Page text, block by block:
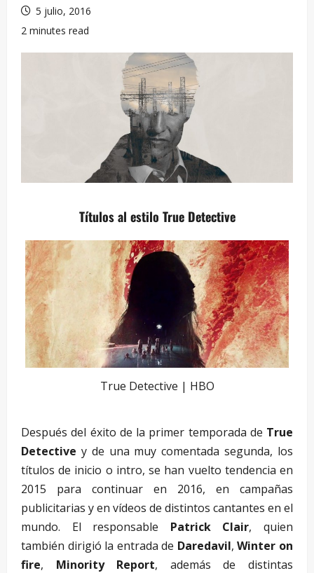
5 julio, 2016
2 minutes read
Títulos al estilo True Detective
True Detective | HBO
Después del éxito de la primer temporada de True
Detective y de una muy comentada segunda, los
títulos de inicio o intro, se han vuelto tendencia en
2015 para continuar en 2016, en campañas
publicitarias y en vídeos de distintos cantantes en el
mundo. El responsable Patrick Clair, quien
también dirigió la entrada de Daredavil,Winter on
fire, Minority Report, además de distintas